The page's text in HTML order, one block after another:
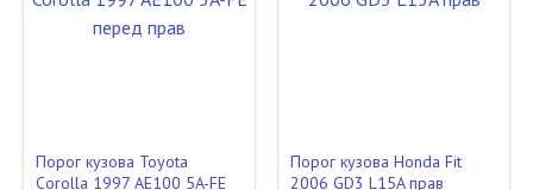
Порог кузова Toyota
Corolla 1997 AE100 5A-FE
Порог кузова Honda Fit
2006 GD3 L15A прав